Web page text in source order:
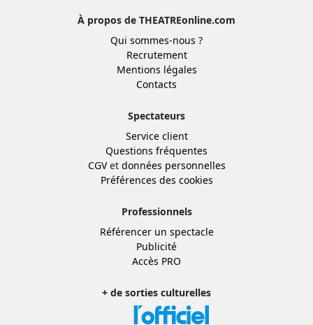
À propos de THEATREonline.com
Qui sommes-nous ?
Recrutement
Mentions légales
Contacts
Spectateurs
Service client
Questions fréquentes
CGVet données personnelles
Préférences des cookies
Professionnels
Référencer un spectacle
Publicité
Accès PRO
+ de sorties culturelles